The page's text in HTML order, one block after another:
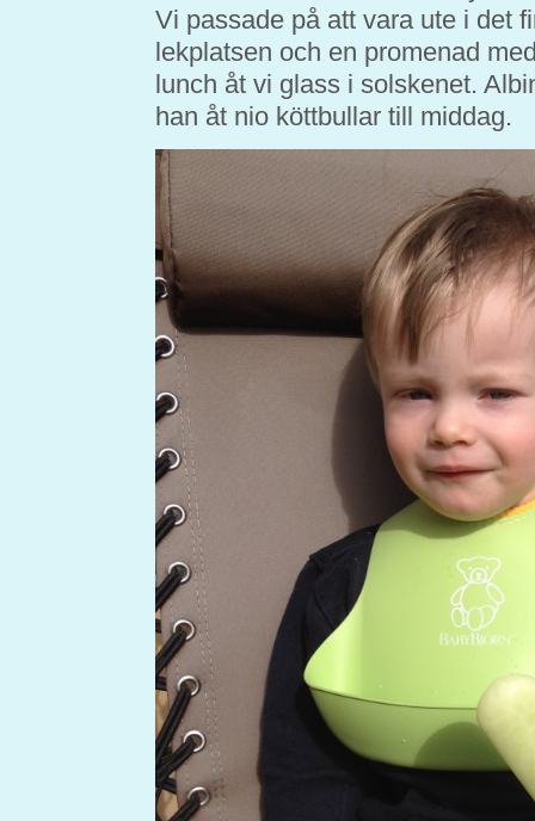
Vi passade på att vara ute i det
lekplatsen och en promenad
lunch åt vi glass i solskenet.
han åt nio köttbullar till middag.